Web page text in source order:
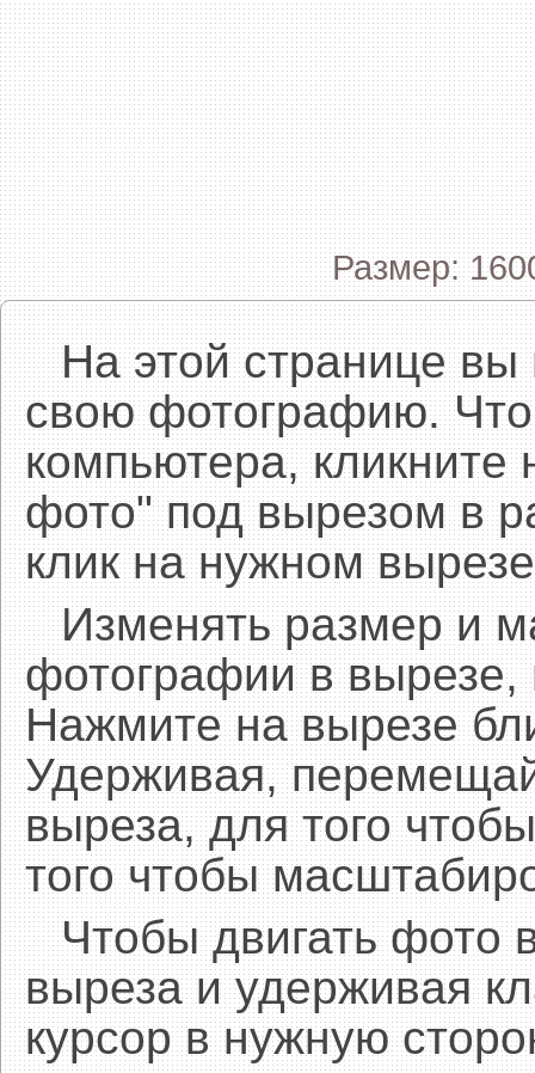
Размер:
На этой странице вы
свою фотографию.
компьютера, кликните
фото" под вырезом в
клик на нужном
Изменять размер и
фотографии в
Нажмите на вырезе
Удерживая,
выреза, для того
того чтобы
Чтобы двигать фото
выреза и удерживая
курсор в нужную